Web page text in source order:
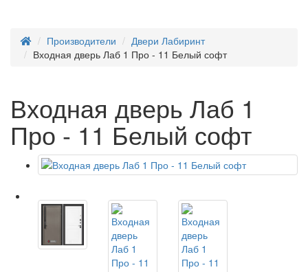
Производители
Двери Лабиринт
Входная дверь Лаб 1 Про - 11 Белый софт
Входная дверь Лаб 1
Про - 11 Белый софт